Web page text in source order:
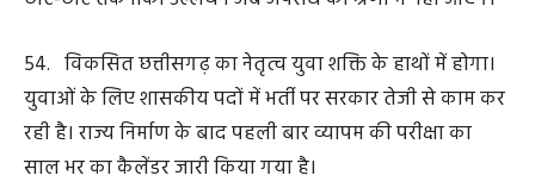
सुविधाओं के विस्तार के लिए लगातार काम कर रही है। मुख्यमंत्री
ग्रामीण बस सेवा योजना को प्रथम चरण में हम बस्तर और सरगुजा
संभाग में शुरू करने जा रहे हैं। इन बसों का संचालन स्थानीय लोग
ही करेंगे। इससे ग्रामीणों की आवाजाही आसान होगी और उनकी